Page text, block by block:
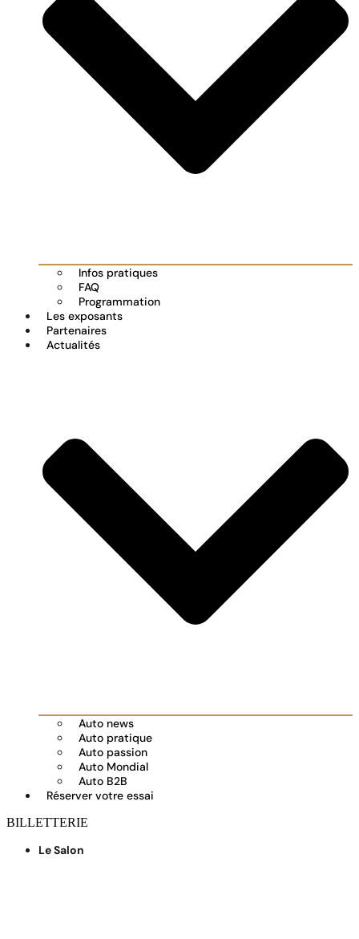
Infos pratiques
FAQ
Programmation
Les exposants
Partenaires
Actualités
Auto news
Auto pratique
Auto passion
Auto Mondial
Auto B2B
Réserver votre essai
BILLETTERIE
Le Salon